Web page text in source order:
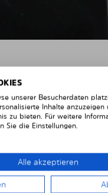
unserer Besucherdaten
Inhalte anzuzeigen
zu bieten. Für weitere
Sie die Einstellungen.
Alle akzeptieren